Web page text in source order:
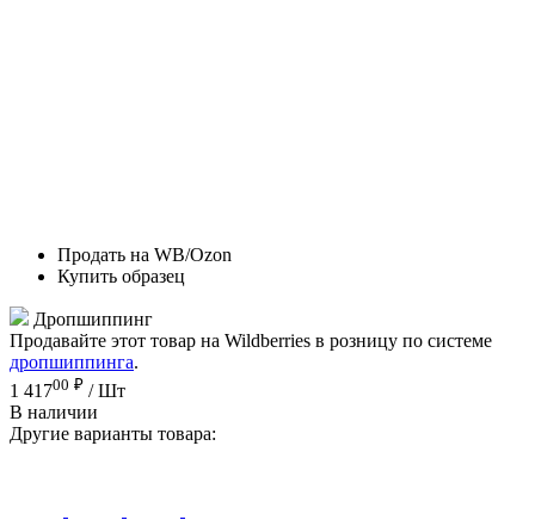
Продать на WB/Ozon
Купить образец
Дропшиппинг
Продавайте этот товар на Wildberries в розницу по системе
дропшиппинга.
1 41700 ₽ / Шт
В наличии
Другие варианты товара: